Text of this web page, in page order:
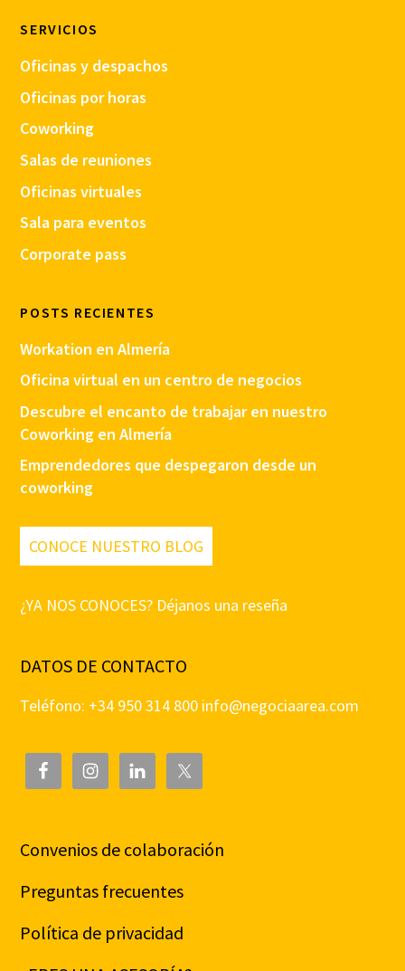
SERVICIOS
Oficinas y despachos
Oficinas por horas
Coworking
Salas de reuniones
Oficinas virtuales
Sala para eventos
Corporate pass
POSTS RECIENTES
Workation en Almería
Oficina virtual en un centro de negocios
Descubre el encanto de trabajar en nuestro
Coworking en Almería
Emprendedores que despegaron desde un
coworking
CONOCE NUESTRO BLOG
¿YA NOS CONOCES? Déjanos una reseña
DATOS DE CONTACTO
Teléfono: +34 950 314 800 info@negociaarea.com
Convenios de colaboración
Preguntas frecuentes
Política de privacidad